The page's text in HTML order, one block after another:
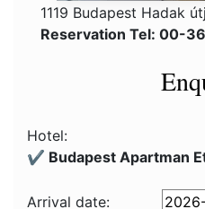
1119 Budapest Hadak
Reservation Tel: 00-
Hotel:
✔️ Budapest Apartman
Arrival date: